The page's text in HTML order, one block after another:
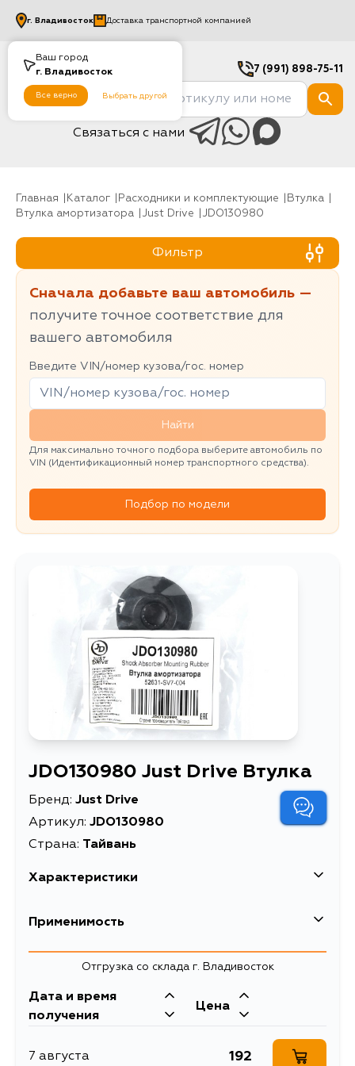
Ваш город
г. Владивосток
Все верно Выбрать другой
г. Владивосток Доставка транспортной компанией
7 (991) 898-75-11
Связаться с нами
Главная Каталог Расходники и комплектующие
Втулка
Втулка амортизатора
Just Drive JDO130980
Фильтр
Сначала добавьте ваш автомобиль —
получите точное соответствие для
вашего автомобиля
Введите VIN/номер кузова/гос. номер
Найти
Для максимально точного подбора выберите автомобиль по
VIN (Идентификационный номер транспортного средства).
Подбор по модели
JDO130980 Just Drive Втулка
Бренд: Just Drive
Артикул: JDO130980
Страна: Тайвань
Характеристики
Масса, кг
Применимость
Honda
Кузов Двигатель
J30A2, J30A1,
F23A6, F23A5,
F23A3, F23A2,
Отгрузка со склада г. Владивосток
Дата и время
получения
Цена
7 августа 192